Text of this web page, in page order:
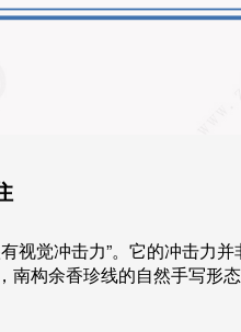
视觉冲击力”。它的冲击力
南构余香珍线的自然手写形